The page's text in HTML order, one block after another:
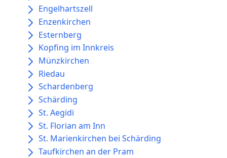
Engelhartszell
Enzenkirchen
Esternberg
Kopfing im Innkreis
Münzkirchen
Riedau
Schardenberg
Schärding
St. Aegidi
St. Florian am Inn
St. Marienkirchen bei Schärding
Taufkirchen an der Pram